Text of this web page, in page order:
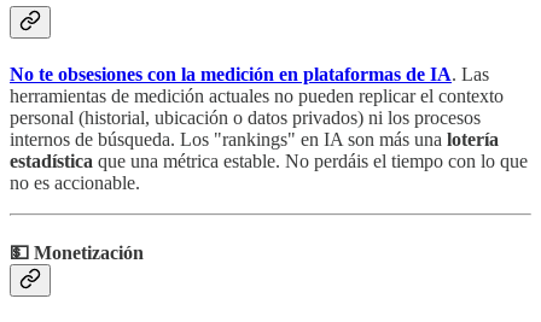
No te obsesiones con la medición en plataformas de IA. Las
herramientas de medición actuales no pueden replicar el contexto
personal (historial, ubicación o datos privados) ni los procesos
internos de búsqueda. Los "rankings" en IA son más una lotería
estadística que una métrica estable. No perdáis el tiempo con lo que
no es accionable.
💵 Monetización